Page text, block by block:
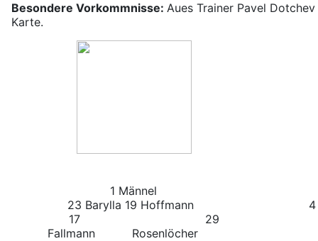
Besondere Vorkommnisse: Aues Trainer Pavel
Karte.
1 Männel
23 Barylla 19 Hoffmann
17
Fallmann
29
Rosenlöcher